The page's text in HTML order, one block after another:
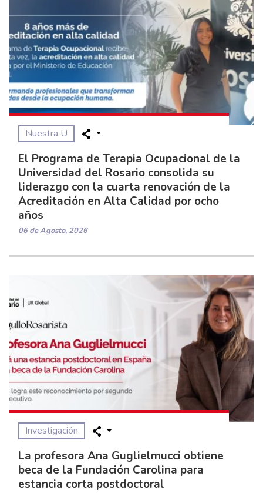
Nuestra U
El Programa de Terapia Ocupacional de la
Universidad del Rosario consolida su
liderazgo con la cuarta renovación de la
Acreditación en Alta Calidad por ocho
años
06 de Agosto, 2026
Investigación
La profesora Ana Guglielmucci obtiene
beca de la Fundación Carolina para
estancia corta postdoctoral